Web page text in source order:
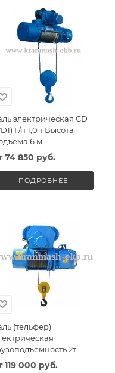
электрическая CD
Г/п 1,0 т Высота
6 м
74 850 руб.
ПОДРОБНЕЕ
(тельфер)
2т
подъема 6м
119 000 руб.